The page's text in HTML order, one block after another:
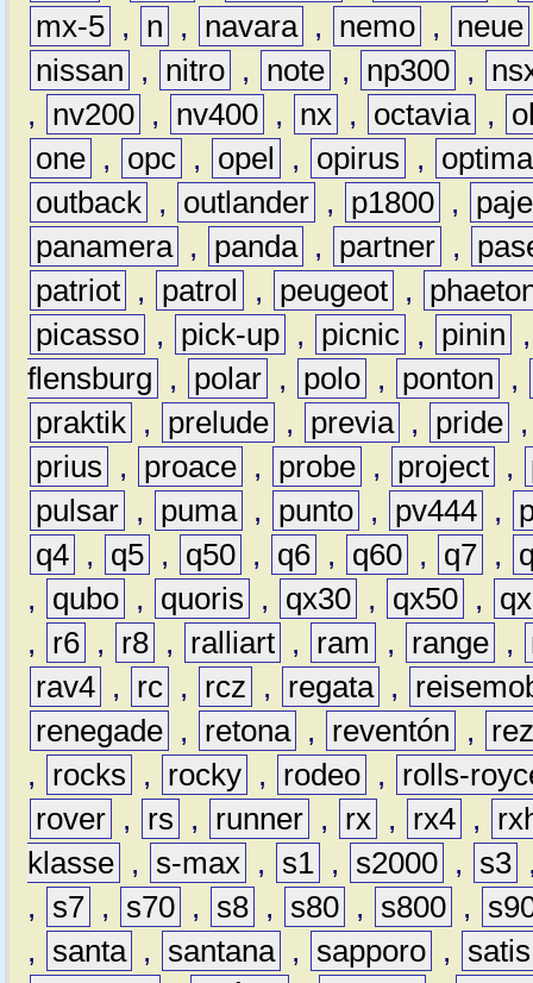
mx-5 , n , navara , nemo , neue
nissan
, nitro , note , np300 ,
,
nv200 , nv400 , nx , octavia ,
one , opc , opel , opirus ,
optima
outback , outlander , p1800 ,
panamera , panda , partner ,
patriot , patrol , peugeot ,
picasso , pick-up , picnic , pinin
flensburg
, polar , polo , ponton
,
praktik , prelude , previa , pride
prius
, proace , probe , project ,
pulsar , puma , punto , pv444 ,
q4 , q5 , q50 , q6 , q60 , q7 ,
,
qubo , quoris , qx30 , qx50 ,
,
r6 , r8 , ralliart , ram , range ,
rav4 , rc , rcz , regata ,
renegade , retona , reventón ,
,
rocks , rocky , rodeo ,
rolls-
rover , rs , runner , rx , rx4 ,
klasse , s-max , s1 , s2000 , s3
,
s7 , s70 , s8 , s80 , s800 ,
,
santa , santana , sapporo ,
satis